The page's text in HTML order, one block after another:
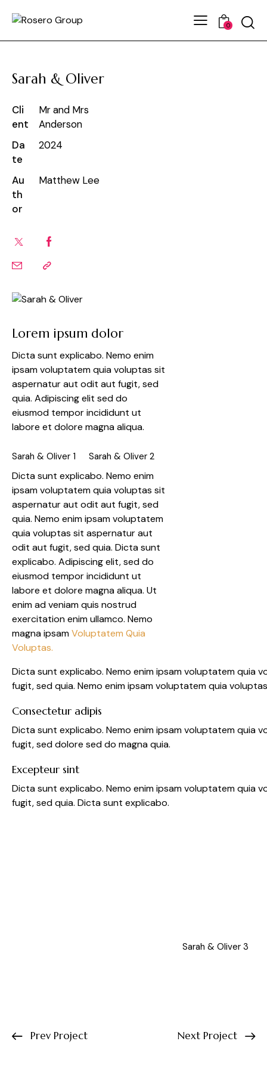
0
Sarah & Oliver
Cli
ent
Mr and Mrs
Anderson
Da
te
2024
Au
th
or
Matthew Lee
Lorem ipsum dolor
Dicta sunt explicabo. Nemo enim
ipsam voluptatem quia voluptas sit
aspernatur aut odit aut fugit, sed
quia. Adipiscing elit sed do
eiusmod tempor incididunt ut
labore et dolore magna aliqua.
Sarah & Oliver 1 Sarah & Oliver 2
Dicta sunt explicabo. Nemo enim
ipsam voluptatem quia voluptas sit
aspernatur aut odit aut fugit, sed
quia. Nemo enim ipsam voluptatem
quia voluptas sit aspernatur aut
odit aut fugit, sed quia. Dicta sunt
explicabo. Adipiscing elit, sed do
eiusmod tempor incididunt ut
labore et dolore magna aliqua. Ut
enim ad veniam quis nostrud
exercitation enim ullamco. Nemo
magna ipsamVoluptatem Quia
Voluptas.
Dicta sunt explicabo. Nemo enim ipsam voluptatem quia
fugit, sed quia. Nemo enim ipsam voluptatem quia
Consectetur adipis
Dicta sunt explicabo. Nemo enim ipsam voluptatem quia
fugit, sed dolore sed do magna quia.
Excepteur sint
Dicta sunt explicabo. Nemo enim ipsam voluptatem quia
fugit, sed quia. Dicta sunt explicabo.
Sarah & Oliver 3
Prev Project Next Project